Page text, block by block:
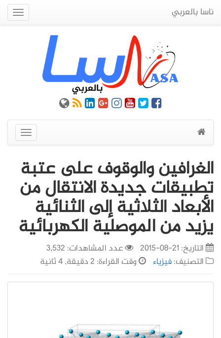
ناسا بالعربي
عرض
القائمة
الغرافين والوقوف على عتبة
تطبيقات جديدة الانتقال من
الأبعاد الثلاثية إلى الثنائية
يزيد من الموصلية الكهربائية
التاريخ: 21-08-2015
عدد المشاهدات: 3,532
التصنيف:فيزياء وقت القراءة: 2 دقيقة, 4 ثانية